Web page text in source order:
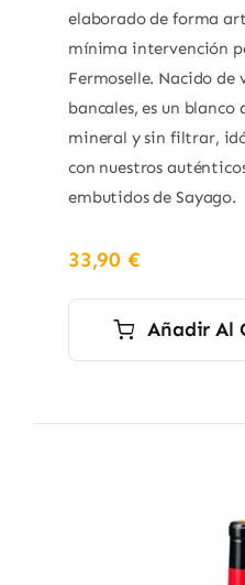
elaborado de forma
mínima intervención
Fermoselle. Nacido de
bancales, es un blanco
mineral y sin filtrar,
con nuestros
embutidos de Sayago.
33,90 €
Añadir Al